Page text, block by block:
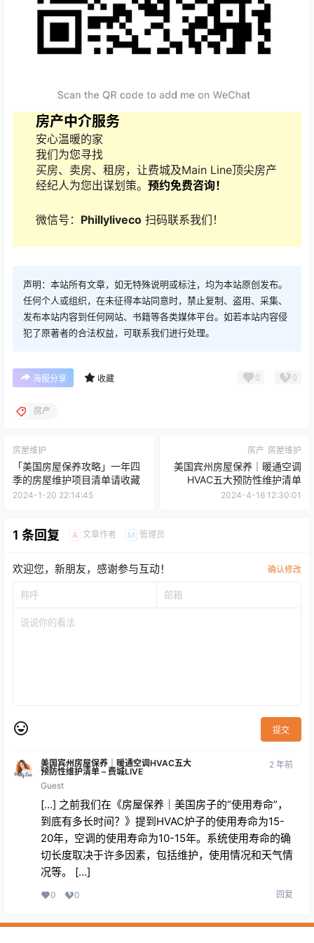
房产中介服务
安心温暖的家
我们为您寻找
买房、卖房、租房，让费城及Main Line顶尖房产
经纪人为您出谋划策。 预约免费咨询！
微信号： Phillyliveco扫码联系我们！
声明：本站所有文章，如无特殊说明或标注，均为本站原创发布。
任何个人或组织，在未征得本站同意时，禁止复制、盗用、采集、
发布本站内容到任何网站、书籍等各类媒体平台。如若本站内容侵
犯了原著者的合法权益，可联系我们进行处理。
海报分享 收藏 0 0
房产
房屋维护
「美国房屋保养攻略」一年四
季的房屋维护项目清单请收藏
2024-1-20 22:14:45
房产 房屋维护
美国宾州房屋保养｜暖通空调
HVAC五大预防性维护清单
2024-4-16 12:30:01
1 条回复 A 文章作者 M 管理员
欢迎您，新朋友，感谢参与互动！ 确认修改
提交
美国宾州房屋保养｜暖通空调HVAC五大
预防性维护清单 – 费城LIVE
Guest
2 年前
[…] 之前我们在《房屋保养｜美国房子的“使用寿命”，
到底有多长时间？》提到HVAC炉子的使用寿命为15-
20年，空调的使用寿命为10-15年。系统使用寿命的确
切长度取决于许多因素，包括维护，使用情况和天气情
况等。 […]
0 0 回复